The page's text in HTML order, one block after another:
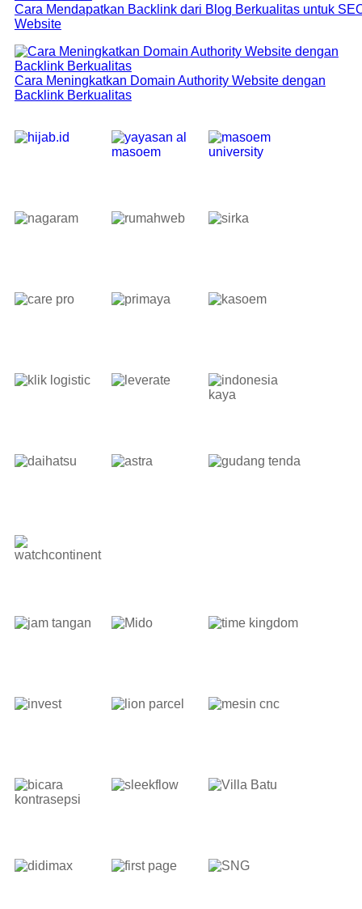
Cara Mendapatkan Backlink dari Blog Berkualitas untuk
Website
Cara Meningkatkan Domain Authority Website dengan
Backlink Berkualitas